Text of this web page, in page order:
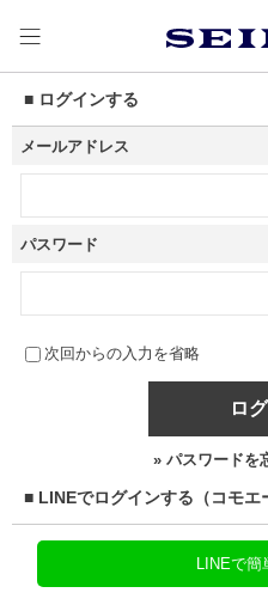
■ ログインする
メールアドレス
パスワード
次回からの入力を省略
ロ
» パスワードを
■ LINEでログインする（コモエ
LINEで簡